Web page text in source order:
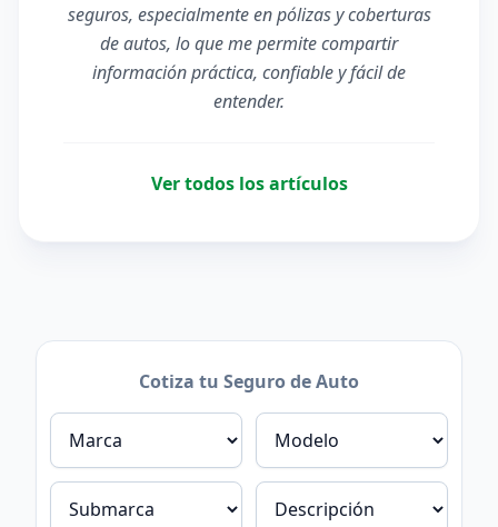
seguros, especialmente en pólizas y coberturas
de autos, lo que me permite compartir
información práctica, confiable y fácil de
entender.
Ver todos los artículos
Cotiza tu Seguro de Auto
Marca
Modelo
Submarca Descripción